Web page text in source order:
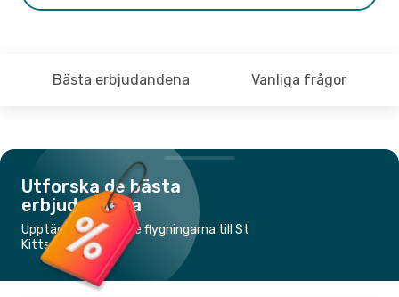
Bästa erbjudandena Vanliga frågor
Utforska de bästa
erbjudandena
Upptäck de billigaste flygningarna till St
Kitts